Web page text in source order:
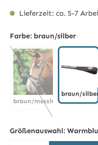
Lieferzeit: ca. 5-7
Farbe: braun/silber
braun/messing
braun/messing
(Diese Option ist
braun/
Größenauswahl: